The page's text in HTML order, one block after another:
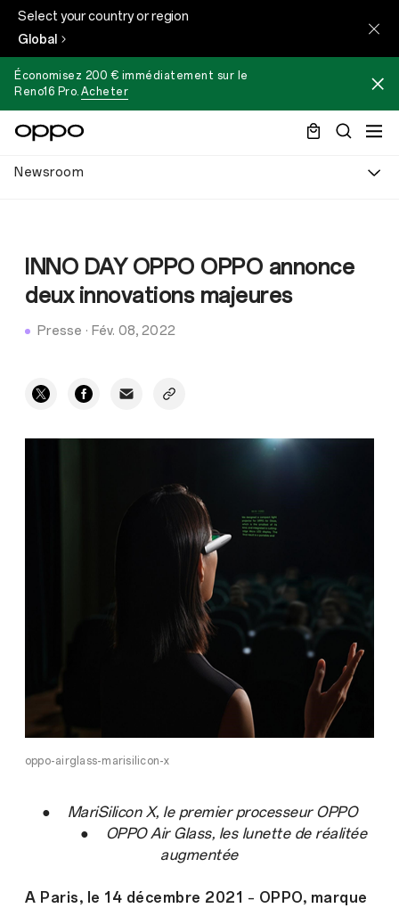
Select your country or region
Global
Économisez 200 € immédiatement sur le
Reno16 Pro. Acheter
Newsroom
INNO DAY OPPO OPPO annonce
deux innovations majeures
Presse · Fév. 08, 2022
oppo-airglass-marisilicon-x
● MariSilicon X, le premier processeur OPPO
● OPPO Air Glass, les lunette de réalitée
augmentée
A Paris, le 14 décembre 2021 – OPPO, marque